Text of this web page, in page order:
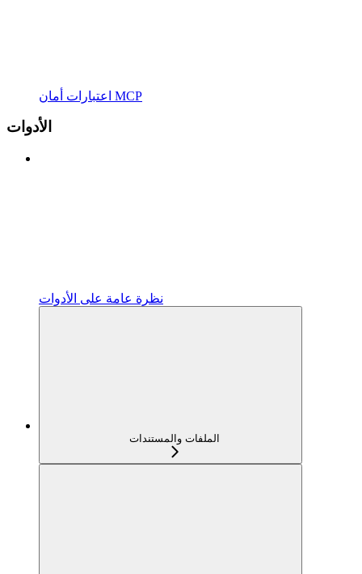
اعتبارات أمان MCP
الأدوات
نظرة عامة على الأدوات
الملفات والمستندات